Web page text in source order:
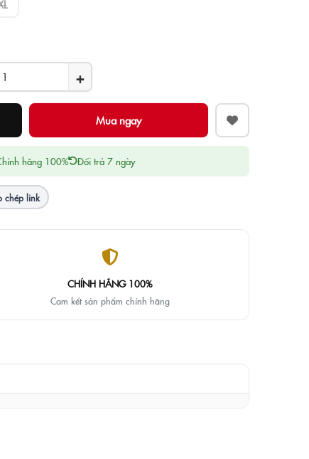
+
hãng 100% Đổi trả 7 ngày
chép link
CHÍNH HÃNG 100%
Cam kết sản phẩm chính hãng